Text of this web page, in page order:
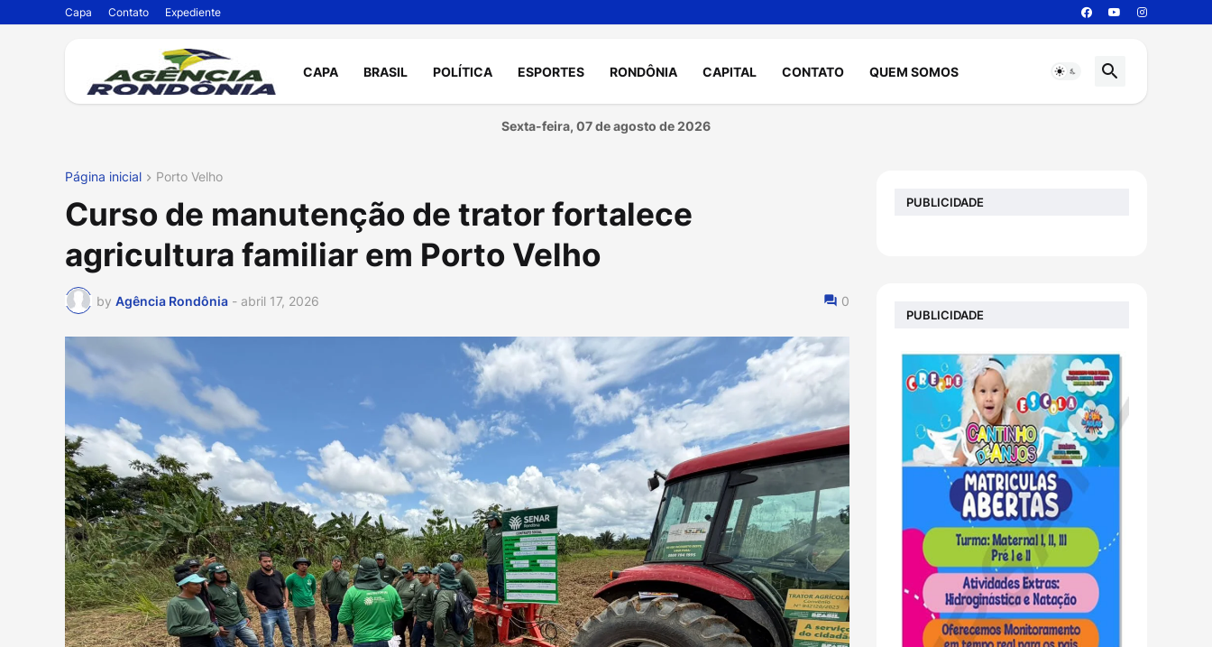
Capa Contato Expediente
CAPA BRASIL POLÍTICA ESPORTES RONDÔNIA CAPITAL CONTATO QUEM SOMOS
Sexta-feira, 07 de agosto de 2026
Página inicial Porto Velho
Curso de manutenção de trator fortalece
agricultura familiar em Porto Velho
by Agência Rondônia - abril 17, 2026 0
PUBLICIDADE
PUBLICIDADE